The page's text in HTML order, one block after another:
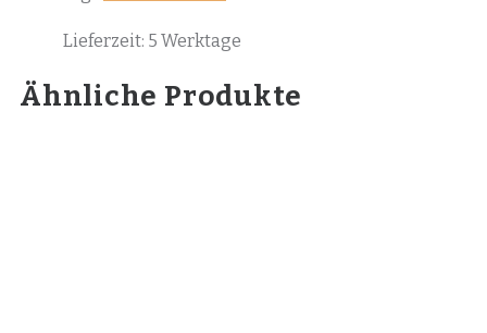
Lieferzeit: 5 Werktage
Ähnliche Produkte